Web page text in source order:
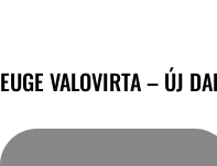
EUGE VALOVIRTA – ÚJ